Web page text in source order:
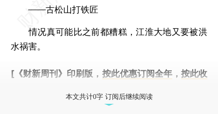
——古松山打铁匠
情况真可能比之前都糟糕，江淮大地又要被洪
水祸害。
[《财新周刊》印刷版， 按此优惠订阅全年， 按此收
本文共计0字 订阅后继续阅读